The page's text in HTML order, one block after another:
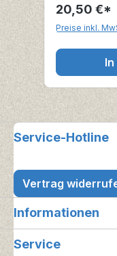
20,50 €*
Preise inkl.
Service-Hotline
Vertrag
Informationen
Service